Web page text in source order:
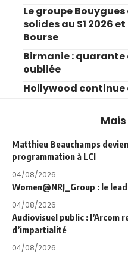
Le groupe
solides au S1 2026
Bourse
Birmanie : quarante
oubliée
Hollywood
Matthieu Beauchamps
programmation à LCI
04/08/2026
Women@NRJ_Group : le
04/08/2026
Audiovisuel public : l’Arcom
d’impartialité
04/08/2026